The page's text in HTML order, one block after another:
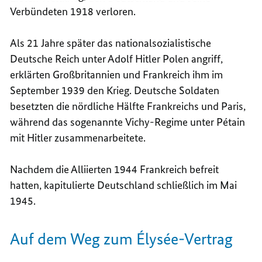
Verbündeten 1918 verloren.
Als 21 Jahre später das nationalsozialistische
Deutsche Reich unter Adolf Hitler Polen angriff,
erklärten Großbritannien und Frankreich ihm im
September 1939 den Krieg. Deutsche Soldaten
besetzten die nördliche Hälfte Frankreichs und Paris,
während das sogenannteVichy-Regime unter Pétain
mit Hitler zusammenarbeitete.
Nachdem die Alliierten 1944 Frankreich befreit
hatten, kapitulierte Deutschland schließlich im Mai
1945.
Auf dem Weg zum Élysée-Vertrag